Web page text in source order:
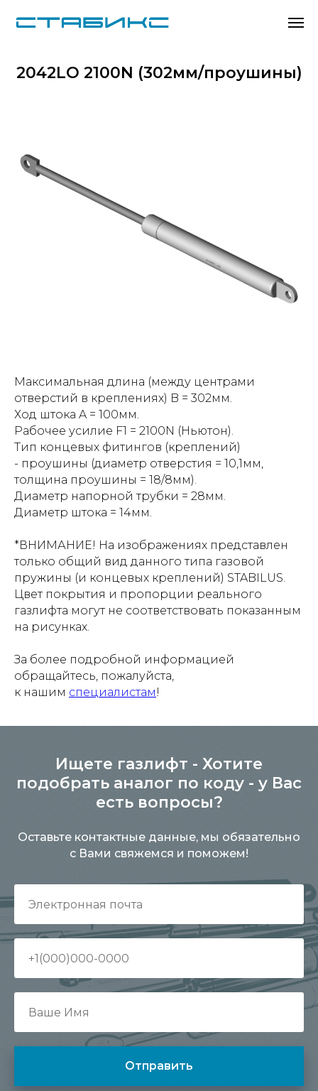
2042LO 2100N (302мм/проушины)
Максимальная длина (между центрами
отверстий в креплениях) B = 302мм.
Ход штока A = 100мм.
Рабочее усилие F1 = 2100N (Ньютон).
Тип концевых фитингов (креплений)
- проушины (диаметр отверстия = 10,1мм,
толщина проушины = 18/8мм).
Диаметр напорной трубки = 28мм.
Диаметр штока = 14мм.
*ВНИМАНИЕ! На изображениях представлен
только общий вид данного типа газовой
пружины (и концевых креплений) STABILUS.
Цвет покрытия и пропорции реального
газлифта могут не соответствовать показанным
на рисунках.
За более подробной информацией
обращайтесь, пожалуйста,
к нашим специалистам!
Ищете газлифт - Хотите
подобрать аналог по коду - у Вас
есть вопросы?
Оставьте контактные данные, мы обязательно
с Вами свяжемся и поможем!
Отправить